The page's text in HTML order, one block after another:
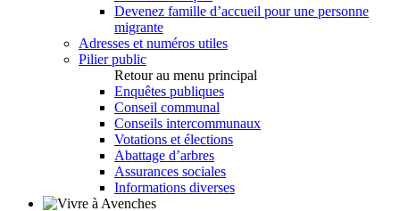
Devenez famille d’accueil pour une personne
migrante
Adresses et numéros utiles
Pilier public
Retour au menu principal
Enquêtes publiques
Conseil communal
Conseils intercommunaux
Votations et élections
Abattage d’arbres
Assurances sociales
Informations diverses